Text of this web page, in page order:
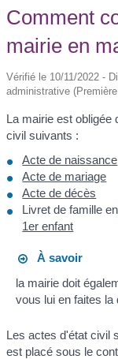
Comment
mairie en
Vérifié le 10/11/2022 -
administrative
La mairie est obligée
civil suivants :
Acte de naissance
Acte de mariage
Acte de décès
Livret de famille
1er enfant
À savoir
la mairie doit
vous lui en faites la
Les actes d'état civil
est placé sous le